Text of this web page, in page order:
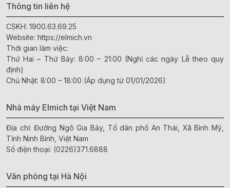
Thông tin liên hệ
CSKH: 1900.63.69.25
Website: https://elmich.vn
Thời gian làm việc:
Thứ Hai – Thứ Bảy: 8:00 – 21:00 (Nghỉ các ngày Lễ theo quy
định)
Chủ Nhật: 8:00 – 18:00 (Áp dụng từ 01/01/2026)
Nhà máy Elmich tại Việt Nam
Địa chỉ: Đường Ngô Gia Bảy, Tổ dân phố An Thái, Xã Bình Mỹ,
Tỉnh Ninh Bình, Việt Nam
Số điện thoại: (0226)371.6888
Văn phòng tại Hà Nội